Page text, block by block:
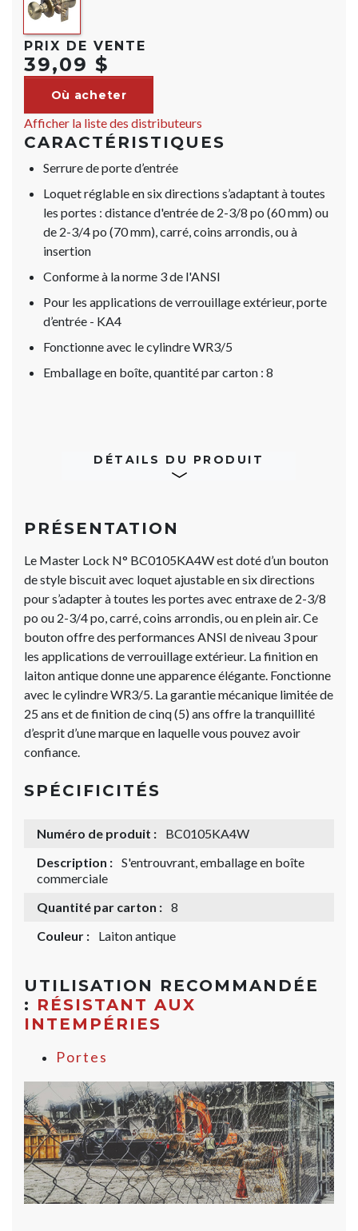
PRIX DE VENTE
39,09 $
Où acheter
Afficher la liste des distributeurs
CARACTÉRISTIQUES
Serrure de porte d’entrée
Loquet réglable en six directions s’adaptant à toutes
les portes : distance d'entrée de 2-3/8 po (60 mm) ou
de 2-3/4 po (70 mm), carré, coins arrondis, ou à
insertion
Conforme à la norme 3 de l'ANSI
Pour les applications de verrouillage extérieur, porte
d’entrée - KA4
Fonctionne avec le cylindre WR3/5
Emballage en boîte, quantité par carton : 8
DÉTAILS DU PRODUIT
PRÉSENTATION
Le Master Lock N° BC0105KA4W est doté d’un bouton
de style biscuit avec loquet ajustable en six directions
pour s’adapter à toutes les portes avec entraxe de 2-3/8
po ou 2-3/4 po, carré, coins arrondis, ou en plein air. Ce
bouton offre des performances ANSI de niveau 3 pour
les applications de verrouillage extérieur. La finition en
laiton antique donne une apparence élégante. Fonctionne
avec le cylindre WR3/5. La garantie mécanique limitée de
25 ans et de finition de cinq (5) ans offre la tranquillité
d’esprit d’une marque en laquelle vous pouvez avoir
confiance.
SPÉCIFICITÉS
Numéro de produit :
BC0105KA4W
Description : S'entrouvrant, emballage en boîte
commerciale
Quantité par carton : 8
Couleur :
Laiton antique
UTILISATION RECOMMANDÉE
: RÉSISTANT AUX
INTEMPÉRIES
Portes